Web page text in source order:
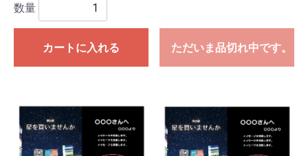
数量
カートに入れる ただいま品切れ中です。